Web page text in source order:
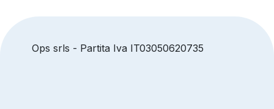
Ops srls - Partita Iva IT03050620735